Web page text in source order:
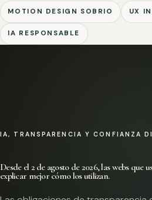
MOTION DESIGN SOBRIO UX
IA RESPONSABLE
IA, TRANSPARENCIA Y CONFIANZA
Desde el 2 de agosto de 2026, las webs
explicar mejor cómo los utilizan.